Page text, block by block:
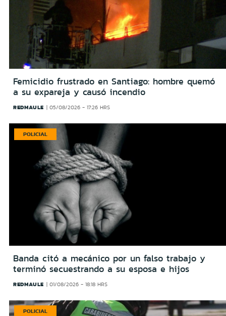
Femicidio frustrado en Santiago: hombre quemó
a su expareja y causó incendio
REDMAULE 05/08/2026 - 17:26 HRS
POLICIAL
Banda citó a mecánico por un falso trabajo y
terminó secuestrando a su esposa e hijos
REDMAULE 01/08/2026 - 18:18 HRS
POLICIAL